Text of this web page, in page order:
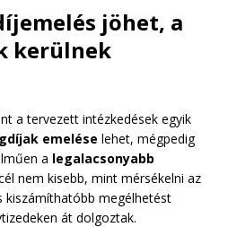
jöhet, a
kerülnek
a tervezett intézkedések egyik
emelése lehet, mégpedig
a legalacsonyabb
nem kisebb, mint mérsékelni az
kiszámíthatóbb megélhetést
át dolgoztak.